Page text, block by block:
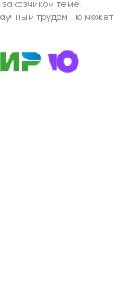
теме.
трудом, но может